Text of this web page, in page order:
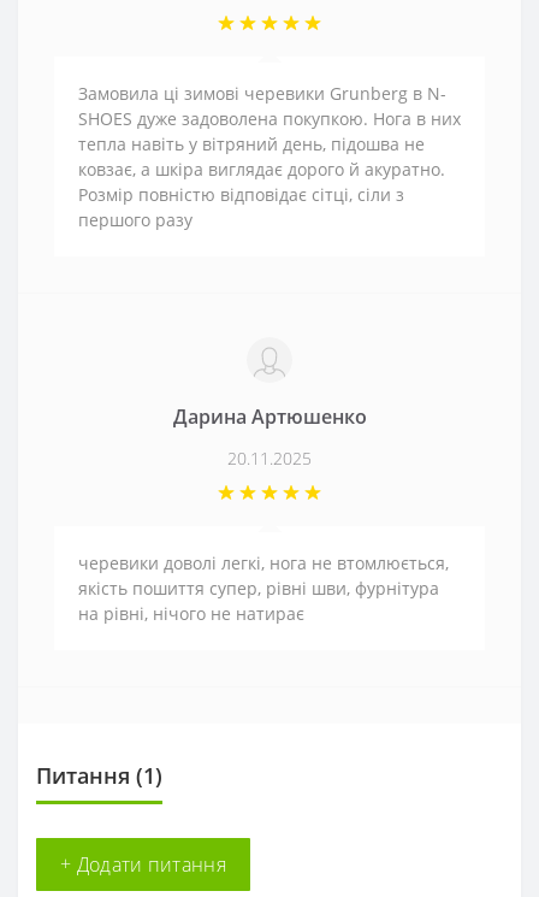
Замовила ці зимові черевики Grunberg в N-
SHOES дуже задоволена покупкою. Нога в них
тепла навіть у вітряний день, підошва не
ковзає, а шкіра виглядає дорого й акуратно.
Розмір повністю відповідає сітці, сіли з
першого разу
Дарина Артюшенко
20.11.2025
черевики доволі легкі, нога не втомлюється,
якість пошиття супер, рівні шви, фурнітура
на рівні, нічого не натирає
Питання (1)
+ Додати питання